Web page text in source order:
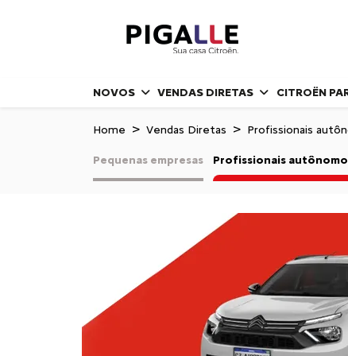
NOVOS VENDAS DIRETAS CITROËN
Home Vendas Diretas Profissionais
Pequenas empresas Profissionais